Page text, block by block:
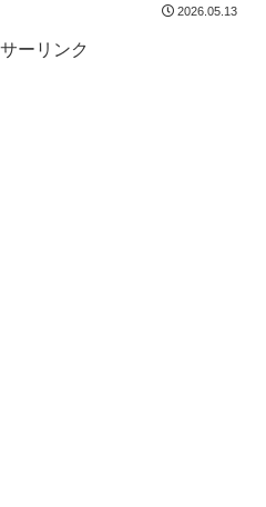
2026.05.13
ーリンク